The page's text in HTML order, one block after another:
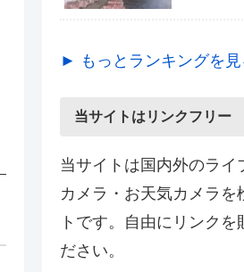
► もっとランキングを見
当サイトはリンクフリー
当サイトは国内外のライ
カメラ・お天気カメラを
トです。自由にリンクを
ださい。